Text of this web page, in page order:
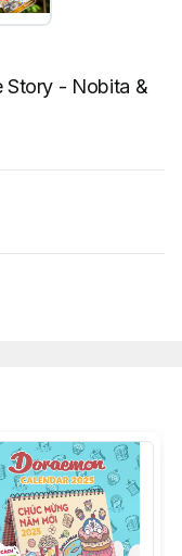
Story - Nobita &